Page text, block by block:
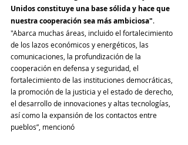
Unidos constituye una base sólida y hace que
nuestra cooperación sea más ambiciosa".
"Abarca muchas áreas, incluido el fortalecimiento
de los lazos económicos y energéticos, las
comunicaciones, la profundización de la
cooperación en defensa y seguridad, el
fortalecimiento de las instituciones democráticas,
la promoción de la justicia y el estado de derecho,
el desarrollo de innovaciones y altas tecnologías,
así como la expansión de los contactos entre
pueblos”, mencionó